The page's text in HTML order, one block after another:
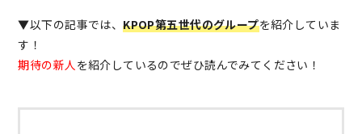
▼以下の記事では、KPOP第五世代のグループを紹介していま
す！
期待の新人 を紹介しているのでぜひ読んでみてください！